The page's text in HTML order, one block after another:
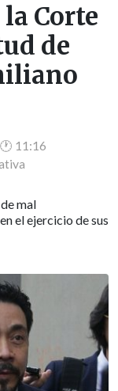
Corte
de
11:16
mal
el ejercicio de sus